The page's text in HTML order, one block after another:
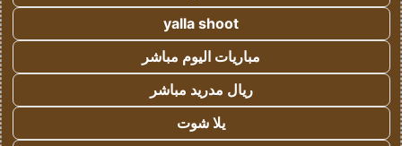
yalla shoot
مباريات اليوم مباشر
ريال مدريد مباشر
يلا شوت